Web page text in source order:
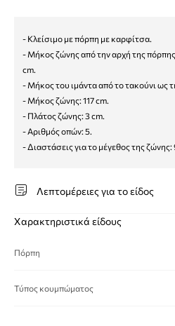
- Κλείσιμο με πόρπη με καρφίτσα.
- Μήκος ζώνης από την αρχή της
cm.
- Μήκος του ιμάντα από το τακούνι ως
- Μήκος ζώνης: 117 cm.
- Πλάτος ζώνης: 3 cm.
- Αριθμός οπών: 5.
- Διαστάσεις για το μέγεθος της ζώνης:
Λεπτομέρειες για το είδος
Χαρακτηριστικά είδους
Πόρπη
Τύπος κουμπώματος